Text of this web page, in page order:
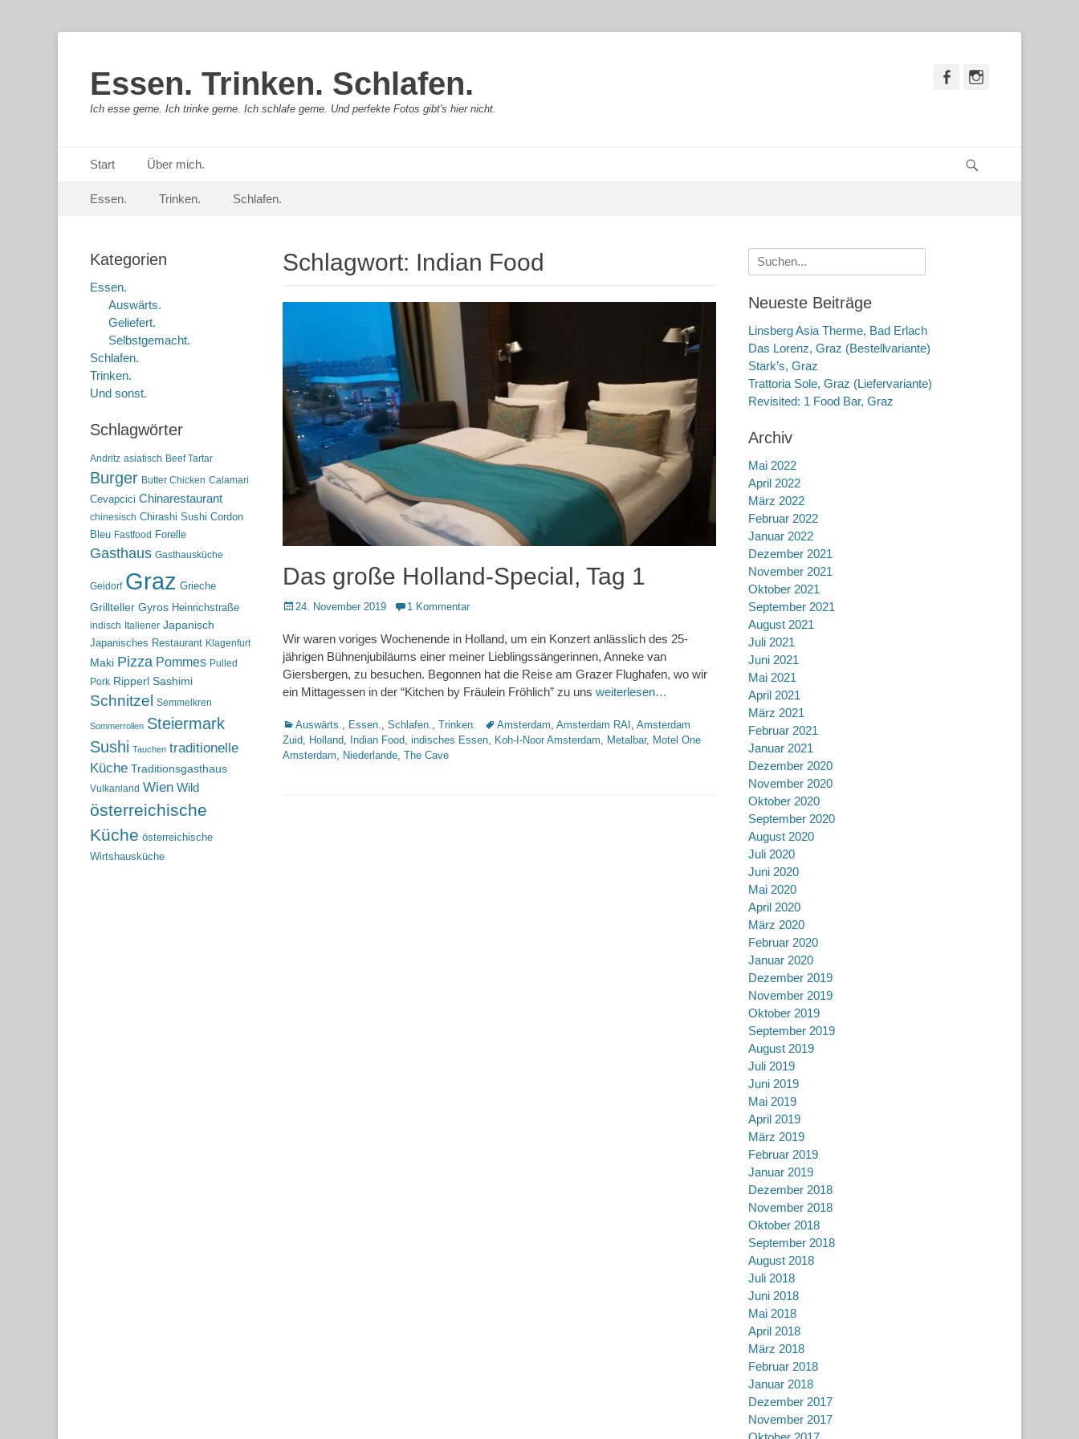
Essen. Trinken. Schlafen.
Ich esse gerne. Ich trinke gerne. Ich schlafe gerne. Und perfekte Fotos gibt's hier nicht.
Facebook
Primäres Menü
zum
Start Über mich.
Sekundär-Menü
zum
Essen. Trinken. Schlafen.
Schlagwort: Indian Food
Das große Holland-Special, Tag 1
Posted
24. November 2019 1 Kommentar
Wir waren voriges Wochenende in Holland, um ein Konzert anlässlich des 25-
jährigen Bühnenjubiläums einer meiner Lieblingssängerinnen, Anneke van
Giersbergen, zu besuchen. Begonnen hat die Reise am Grazer Flughafen, wo wir
ein Mittagessen in der “Kitchen by Fräulein Fröhlich” zu uns weiterlesen…
Kategorien
Auswärts. Essen. Schlafen. Trinken. Schlagworte
Amsterdam Amsterdam RAI
Amsterdam
Zuid
Holland Indian Food indisches Essen Koh-I-Noor Amsterdam Metalbar, Motel One
Amsterdam
Niederlande The Cave
Suche
nach:
Neueste Beiträge
Linsberg Asia Therme, Bad Erlach
Das Lorenz, Graz (Bestellvariante)
Stark’s, Graz
Trattoria Sole, Graz (Liefervariante)
Revisited: 1 Food Bar, Graz
Archiv
Mai 2022
April 2022
März 2022
Februar 2022
Januar 2022
Dezember 2021
November 2021
Oktober 2021
September 2021
August 2021
Juli 2021
Juni 2021
Mai 2021
April 2021
März 2021
Februar 2021
Januar 2021
Dezember 2020
November 2020
Oktober 2020
September 2020
August 2020
Juli 2020
Juni 2020
Mai 2020
April 2020
März 2020
Februar 2020
Januar 2020
Dezember 2019
November 2019
Oktober 2019
September 2019
August 2019
Juli 2019
Juni 2019
Mai 2019
April 2019
März 2019
Februar 2019
Januar 2019
Dezember 2018
November 2018
Oktober 2018
September 2018
August 2018
Juli 2018
Juni 2018
Mai 2018
April 2018
März 2018
Februar 2018
Januar 2018
Dezember 2017
November 2017
Kategorien
Essen.
Auswärts.
Geliefert.
Selbstgemacht.
Schlafen.
Trinken.
Und sonst.
Schlagwörter
Andritz asiatisch Beef Tartar
Burger Butter Chicken Calamari
Cevapcici Chinarestaurant
chinesisch Chirashi Sushi Cordon
Bleu Fastfood Forelle
Gasthaus Gasthausküche
Geidorf Graz Grieche
Grillteller Gyros Heinrichstraße
indisch Italiener Japanisch
Japanisches Restaurant Klagenfurt
Maki Pizza Pommes Pulled
Pork Ripperl Sashimi
Schnitzel Semmelkren
Sommerrollen Steiermark
Sushi Tauchen traditionelle
Küche Traditionsgasthaus
Vulkanland Wien Wild
österreichische
Küche österreichische
Wirtshausküche